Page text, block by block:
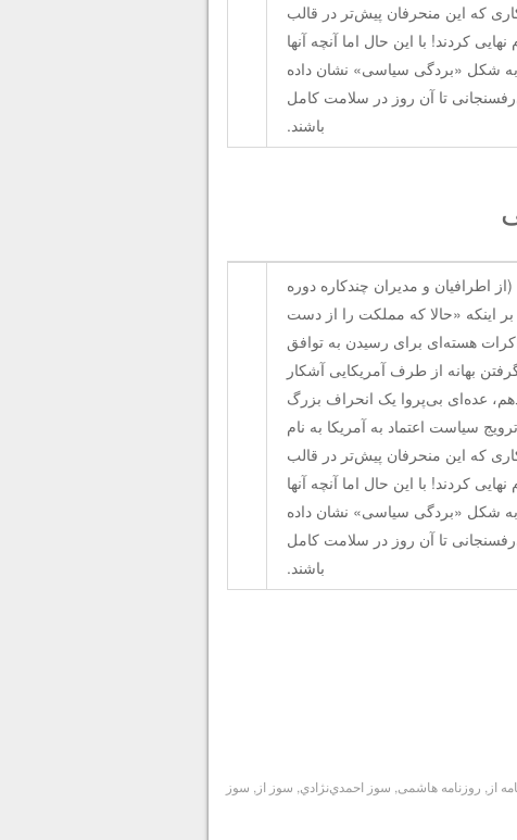
که این منحرفان پیش‌تر در قالب
کردند! با این حال اما آنچه آنها
شکل «بردگی سیاسی» نشان داده
تا آن روز در سلامت کامل
باشند.
اطرافيان و مديران چندكاره دوره
بر اینکه «حالا که مملکت را از دست
هسته‌ای برای رسیدن به توافق
بهانه از طرف آمریکایی آشکار
عده‌ای بی‌پروا یک انحراف بزرگ
سیاست اعتماد به آمریکا به نام
که این منحرفان پیش‌تر در قالب
کردند! با این حال اما آنچه آنها
شکل «بردگی سیاسی» نشان داده
تا آن روز در سلامت کامل
باشند.
از روزنامه هاشمی سوز احمدي‌نژادي سوز از سوز